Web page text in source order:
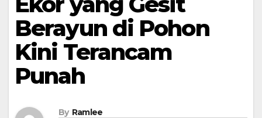
Berayun di Pohon
Kini Terancam
Punah
By Ramlee